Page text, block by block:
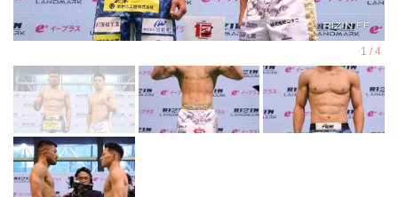
方々には謹ん...